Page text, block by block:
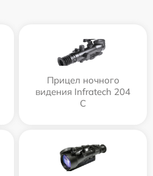
Прицел ночного
видения Infratech 204
С